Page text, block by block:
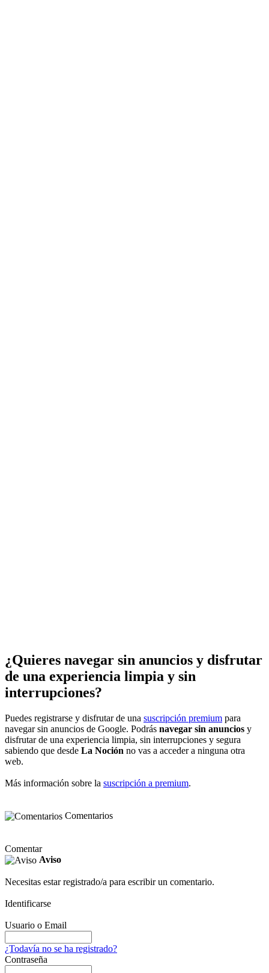
¿Quieres navegar sin anuncios y disfrutar
de una experiencia limpia y sin
interrupciones?
Puedes registrarse y disfrutar de una suscripción premium para
navegar sin anuncios de Google. Podrás navegar sin anuncios y
disfrutar de una experiencia limpia, sin interrupciones y segura
sabiendo que desde La Noción no vas a acceder a ninguna otra
web.
Más información sobre la suscripción a premium.
Comentarios
Comentar
Aviso
Necesitas estar registrado/a para escribir un comentario.
Identificarse
Usuario o Email
¿Todavía no se ha registrado?
Contraseña